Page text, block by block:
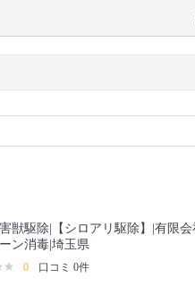
獣駆除|【シロアリ駆除】|有限会
ーン消毒|埼玉県
0 口コミ 0件